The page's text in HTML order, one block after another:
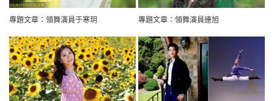
專題文章：領舞演員于寒玥 專題文章：領舞演員連旭